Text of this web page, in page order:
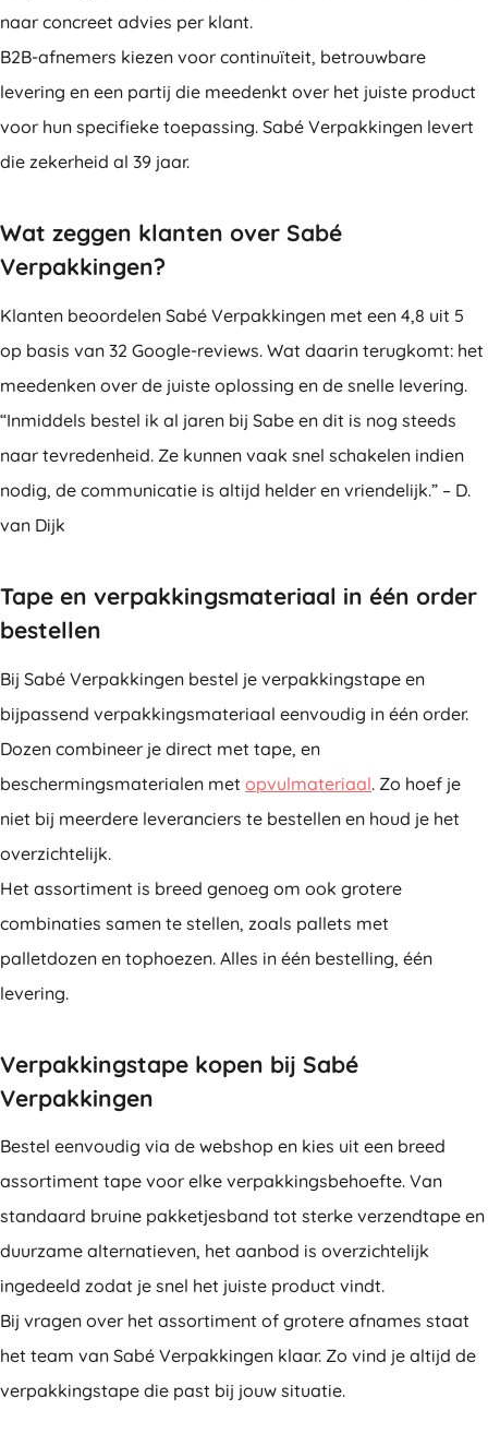
naar concreet advies per klant.
B2B-afnemers kiezen voor continuïteit, betrouwbare
levering en een partij die meedenkt over het juiste product
voor hun specifieke toepassing. Sabé Verpakkingen levert
die zekerheid al 39 jaar.
Wat zeggen klanten over Sabé
Verpakkingen?
Klanten beoordelen Sabé Verpakkingen met een 4,8 uit 5
op basis van 32 Google-reviews. Wat daarin terugkomt: het
meedenken over de juiste oplossing en de snelle levering.
“Inmiddels bestel ik al jaren bij Sabe en dit is nog steeds
naar tevredenheid. Ze kunnen vaak snel schakelen indien
nodig, de communicatie is altijd helder en vriendelijk.” – D.
van Dijk
Tape en verpakkingsmateriaal in één order
bestellen
Bij Sabé Verpakkingen bestel je verpakkingstape en
bijpassend verpakkingsmateriaal eenvoudig in één order.
Dozen combineer je direct met tape, en
beschermingsmaterialen met opvulmateriaal. Zo hoef je
niet bij meerdere leveranciers te bestellen en houd je het
overzichtelijk.
Het assortiment is breed genoeg om ook grotere
combinaties samen te stellen, zoals pallets met
palletdozen en tophoezen. Alles in één bestelling, één
levering.
Verpakkingstape kopen bij Sabé
Verpakkingen
Bestel eenvoudig via de webshop en kies uit een breed
assortiment tape voor elke verpakkingsbehoefte. Van
standaard bruine pakketjesband tot sterke verzendtape en
duurzame alternatieven, het aanbod is overzichtelijk
ingedeeld zodat je snel het juiste product vindt.
Bij vragen over het assortiment of grotere afnames staat
het team van Sabé Verpakkingen klaar. Zo vind je altijd de
verpakkingstape die past bij jouw situatie.